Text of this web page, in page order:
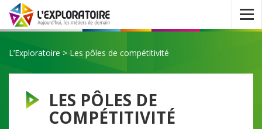
Ouvrir
le
menu
L’Exploratoire > Les pôles de compétitivité
LES PÔLES DE
COMPÉTITIVITÉ